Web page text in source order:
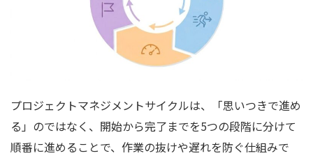
プロジェクトマネジメントサイクルは、「思いつきで進め
る」のではなく、開始から完了までを5つの段階に分けて
順番に進めることで、作業の抜けや遅れを防ぐ仕組みで